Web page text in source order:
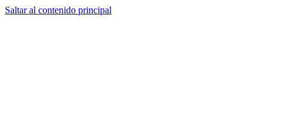
Saltar al contenido principal